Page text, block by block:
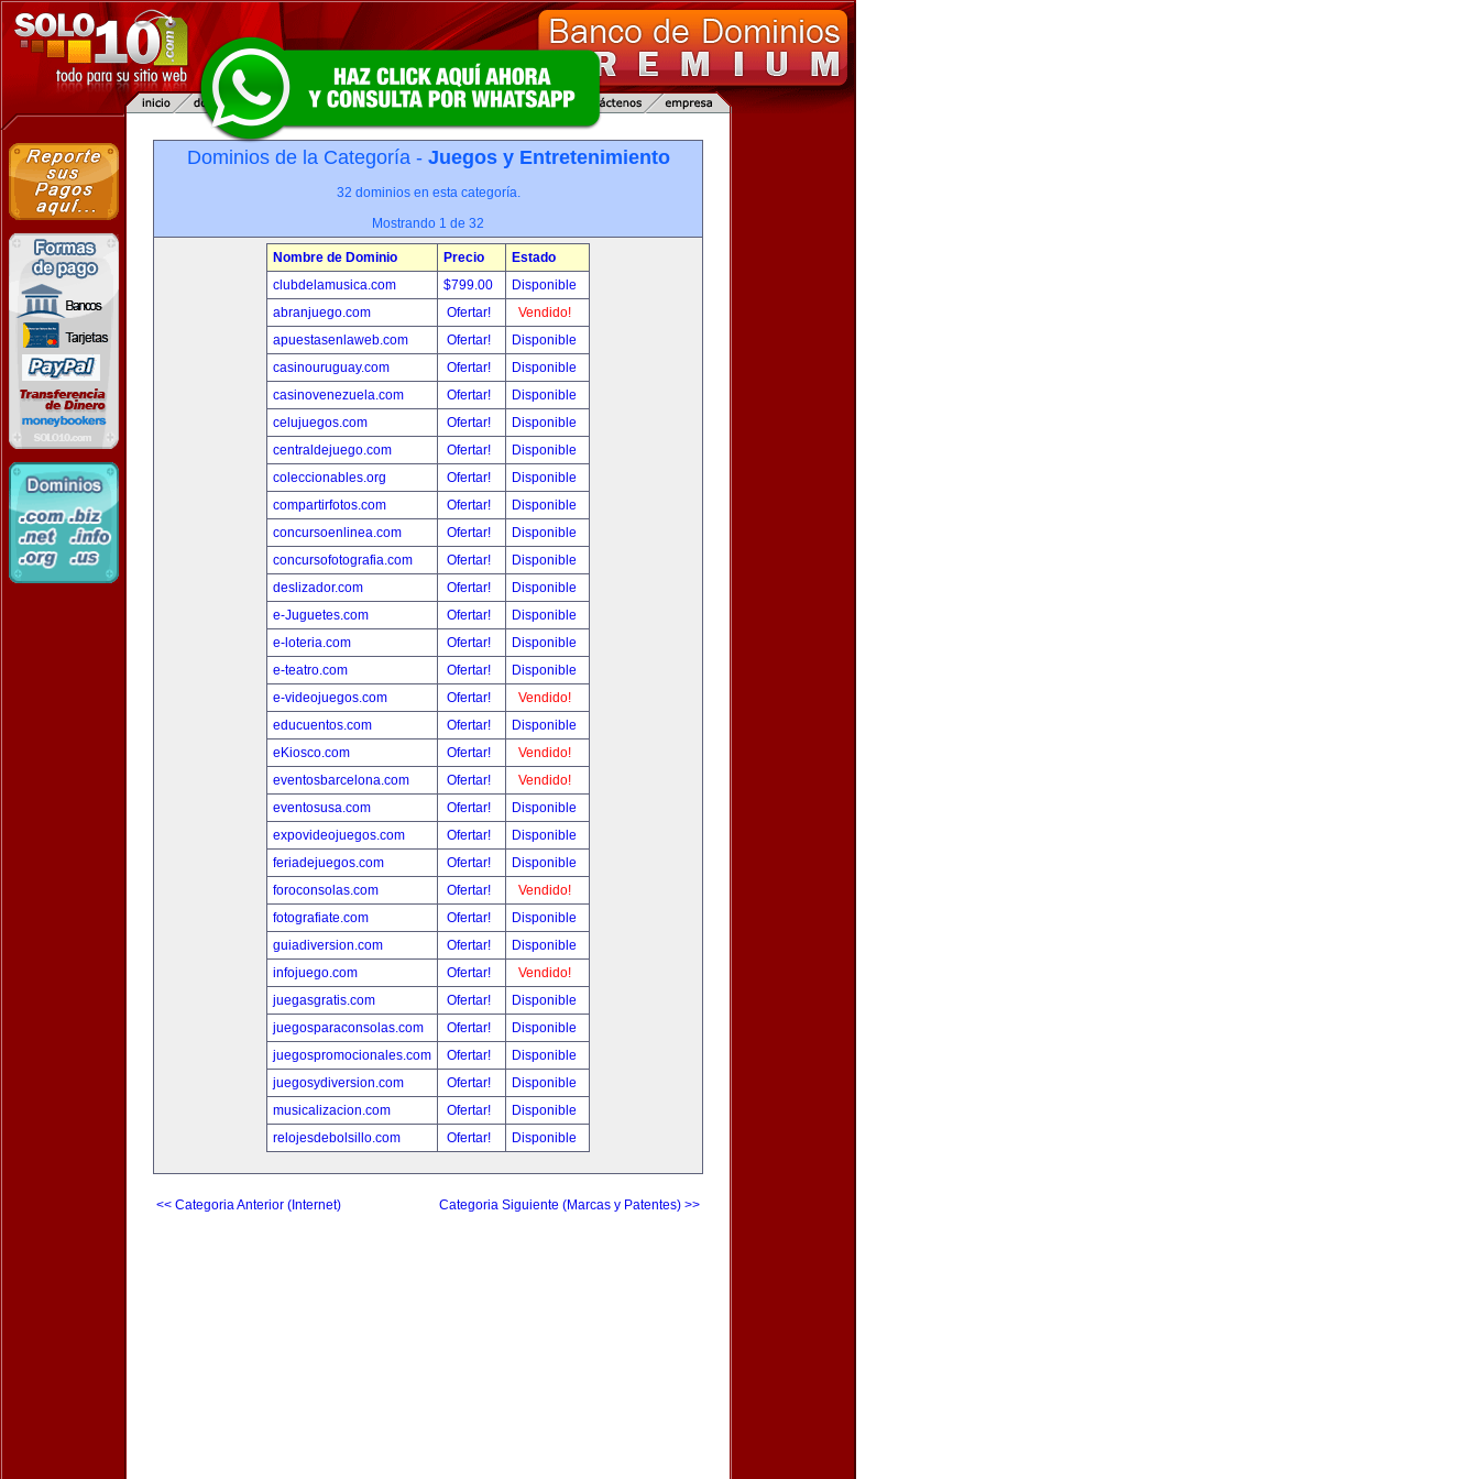
Dominios de la Categoría - Juegos y Entretenimiento
32 dominios en esta categoría.
Mostrando 1 de 32
Nombre de Dominio Precio
Estado
clubdelamusica.com
$799.00
Disponible
abranjuego.com
Ofertar!
Vendido!
apuestasenlaweb.com
Ofertar!
Disponible
casinouruguay.com
Ofertar!
Disponible
casinovenezuela.com
Ofertar!
Disponible
celujuegos.com
Ofertar!
Disponible
centraldejuego.com
Ofertar!
Disponible
coleccionables.org
Ofertar!
Disponible
compartirfotos.com
Ofertar!
Disponible
concursoenlinea.com
Ofertar!
Disponible
concursofotografia.com
Ofertar!
Disponible
deslizador.com
Ofertar!
Disponible
e-Juguetes.com
Ofertar!
Disponible
e-loteria.com
Ofertar!
Disponible
e-teatro.com
Ofertar!
Disponible
e-videojuegos.com
Ofertar!
Vendido!
educuentos.com
Ofertar!
Disponible
eKiosco.com
Ofertar!
Vendido!
eventosbarcelona.com
Ofertar!
Vendido!
eventosusa.com
Ofertar!
Disponible
expovideojuegos.com
Ofertar!
Disponible
feriadejuegos.com
Ofertar!
Disponible
foroconsolas.com
Ofertar!
Vendido!
fotografiate.com
Ofertar!
Disponible
guiadiversion.com
Ofertar!
Disponible
infojuego.com
Ofertar!
Vendido!
juegasgratis.com
Ofertar!
Disponible
juegosparaconsolas.com
Ofertar!
Disponible
juegospromocionales.com
Ofertar!
Disponible
juegosydiversion.com
Ofertar!
Disponible
musicalizacion.com
Ofertar!
Disponible
relojesdebolsillo.com
Ofertar! Disponible
<< Categoria Anterior (Internet) Categoria Siguiente (Marcas y Patentes) >>